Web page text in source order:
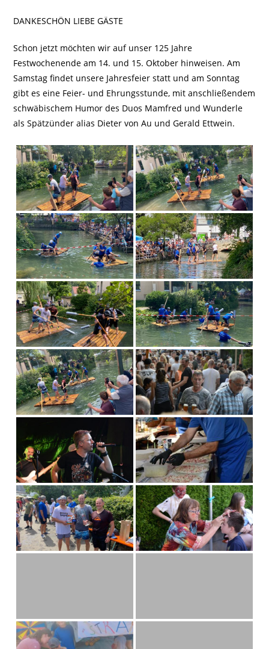
DANKESCHÖN LIEBE GÄSTE
Schon jetzt möchten wir auf unser 125 Jahre
Festwochenende am 14. und 15. Oktober hinweisen. Am
Samstag findet unsere Jahresfeier statt und am Sonntag
gibt es eine Feier- und Ehrungsstunde, mit anschließendem
schwäbischem Humor des Duos Mamfred und Wunderle
als Spätzünder alias Dieter von Au und Gerald Ettwein.